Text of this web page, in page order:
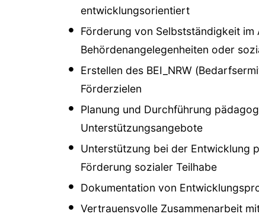
entwicklungsorientiert
Förderung von Selbstständigkeit
Behördenangelegenheiten oder
Erstellen des BEI_NRW
Förderzielen
Planung und Durchführung
Unterstützungsangebote
Unterstützung bei der Entwicklung
Förderung sozialer Teilhabe
Dokumentation von
Vertrauensvolle Zusammenarbeit